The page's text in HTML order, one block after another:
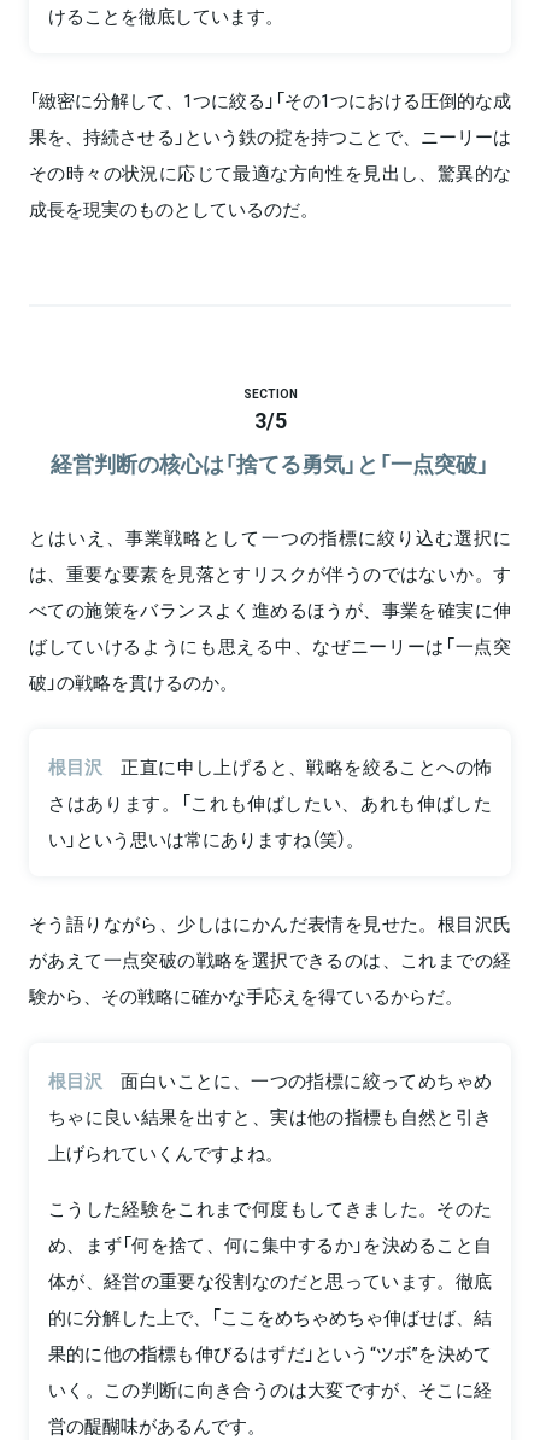
けることを徹底しています。
「緻密に分解して、1つに絞る」「その1つにおける圧倒的な成
果を、持続させる」という鉄の掟を持つことで、ニーリーは
その時々の状況に応じて最適な方向性を見出し、驚異的な
成長を現実のものとしているのだ。
SECTION
3/5
経営判断の核心は「捨てる勇気」と「一点突破」
とはいえ、事業戦略として一つの指標に絞り込む選択に
は、重要な要素を見落とすリスクが伴うのではないか。す
べての施策をバランスよく進めるほうが、事業を確実に伸
ばしていけるようにも思える中、なぜニーリーは「一点突
破」の戦略を貫けるのか。
根目沢
正直に申し上げると、戦略を絞ることへの怖
さはあります。「これも伸ばしたい、あれも伸ばした
い」という思いは常にありますね（笑）。
そう語りながら、少しはにかんだ表情を見せた。根目沢氏
があえて一点突破の戦略を選択できるのは、これまでの経
験から、その戦略に確かな手応えを得ているからだ。
根目沢
面白いことに、一つの指標に絞ってめちゃめ
ちゃに良い結果を出すと、実は他の指標も自然と引き
上げられていくんですよね。
こうした経験をこれまで何度もしてきました。そのた
め、まず「何を捨て、何に集中するか」を決めること自
体が、経営の重要な役割なのだと思っています。徹底
的に分解した上で、「ここをめちゃめちゃ伸ばせば、結
果的に他の指標も伸びるはずだ」という“ツボ”を決めて
いく。この判断に向き合うのは大変ですが、そこに経
営の醍醐味があるんです。